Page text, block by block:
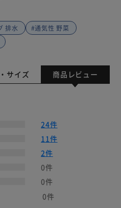
排水
#通気性 野菜
サイズ 商品レビュー
24件
11件
2件
0件
0件
0件